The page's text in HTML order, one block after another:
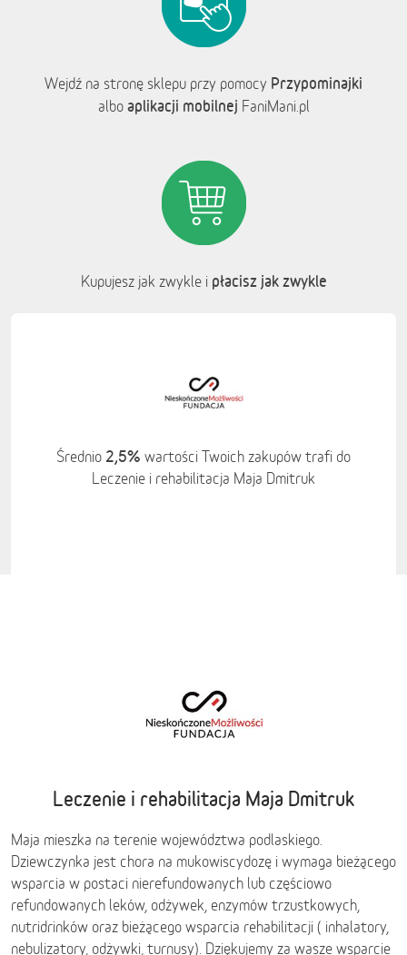
Wejdź na stronę sklepu przy pomocy Przypominajki
albo aplikacji mobilnej FaniMani.pl
Kupujesz jak zwykle i płacisz jak zwykle
Średnio 2,5% wartości Twoich zakupów trafi do
Leczenie i rehabilitacja Maja Dmitruk
Leczenie i rehabilitacja Maja Dmitruk
Maja mieszka na terenie województwa podlaskiego.
Dziewczynka jest chora na mukowiscydozę i wymaga bieżącego
wsparcia w postaci nierefundowanych lub częściowo
refundowanych leków, odżywek, enzymów trzustkowych,
nutridrinków oraz bieżącego wsparcia rehabilitacji ( inhalatory,
nebulizatory, odżywki, turnusy). Dziękujemy za wasze wsparcie